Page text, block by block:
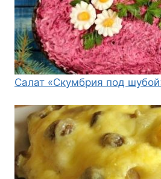
Салат «Скумбрия под